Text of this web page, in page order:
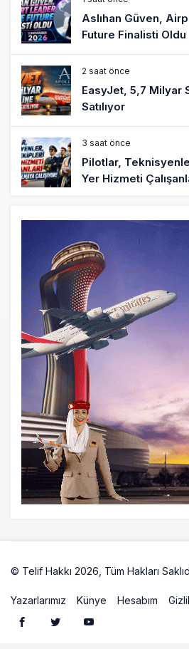
Aslıhan Güven,
Future Finalisti Oldu
2 saat önce
EasyJet, 5,7 Milyar
Satılıyor
3 saat önce
Pilotlar,
Yer Hizmeti
BookingAgora’dan
8 saat önce
AJet Uçuşlarıyla
Türkiye Rotası
9 saat önce
Airbus Temmuz
204 yeni sipariş
9 saat önce
İstanbul uçağına
yolcu indirildi
10 saat önce
kırım geçirdi
© Telif Hakkı 2026, Tüm Hakları
Yazarlarımız Künye Hesabım